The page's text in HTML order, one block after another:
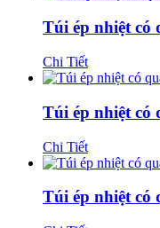
Túi ép nhiệt có
Chi Tiết
Túi ép nhiệt có
Chi Tiết
Túi ép nhiệt có